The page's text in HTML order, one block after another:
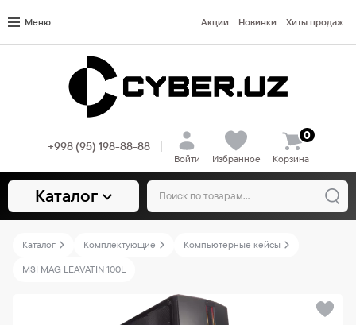
Меню Акции Новинки Хиты продаж
+998 (95) 198-88-88
Войти Избранное Корзина
0
Каталог
Каталог Комплектующие
Компьютерные кейсы
MSI MAG LEAVATIN 100L